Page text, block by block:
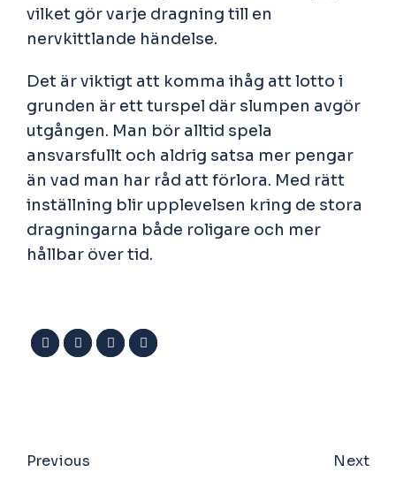
vilket gör varje dragning till en
nervkittlande händelse.
Det är viktigt att komma ihåg att lotto i
grunden är ett turspel där slumpen avgör
utgången. Man bör alltid spela
ansvarsfullt och aldrig satsa mer pengar
än vad man har råd att förlora. Med rätt
inställning blir upplevelsen kring de stora
dragningarna både roligare och mer
hållbar över tid.
Previous Next